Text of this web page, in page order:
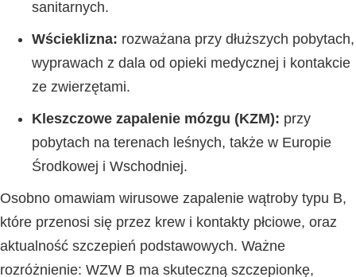
sanitarnych.
Wścieklizna: rozważana przy dłuższych pobytach,
wyprawach z dala od opieki medycznej i kontakcie
ze zwierzętami.
Kleszczowe zapalenie mózgu (KZM): przy
pobytach na terenach leśnych, także w Europie
Środkowej i Wschodniej.
Osobno omawiam wirusowe zapalenie wątroby typu B,
które przenosi się przez krew i kontakty płciowe, oraz
aktualność szczepień podstawowych. Ważne
rozróżnienie: WZW B ma skuteczną szczepionkę,